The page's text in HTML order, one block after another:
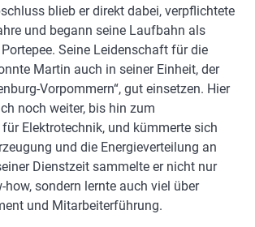
blieb er direkt dabei, verpflichtete
und begann seine Laufbahn als
Seine Leidenschaft für die
Martin auch in seiner Einheit, der
Vorpommern“, gut einsetzen. Hier
noch weiter, bis hin zum
Elektrotechnik, und kümmerte sich
und die Energieverteilung an
Dienstzeit sammelte er nicht nur
sondern lernte auch viel über
und Mitarbeiterführung.